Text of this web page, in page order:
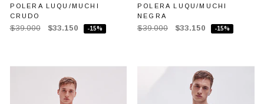
POLERA LUQU/MUCHI
CRUDO
$39.000 $33.150 -15%
POLERA LUQU/MUCHI
NEGRA
$39.000 $33.150 -15%